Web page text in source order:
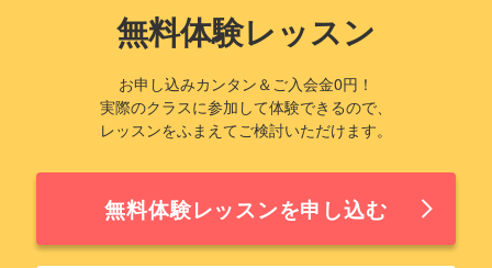
無料体験レッスン
お申し込みカンタン＆ご入会金0円！
実際のクラスに参加して体験できるので、
レッスンをふまえてご検討いただけます。
無料体験レッスンを申し込む